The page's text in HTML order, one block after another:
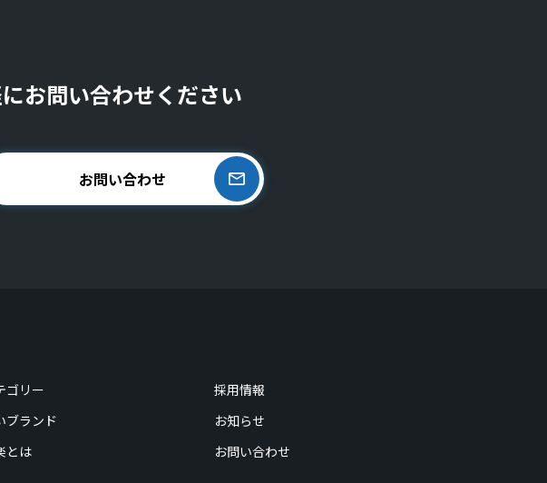
お問い合わせください
お問い合わせ
ゴリー
採用情報
ブランド
お知らせ
とは
お問い合わせ